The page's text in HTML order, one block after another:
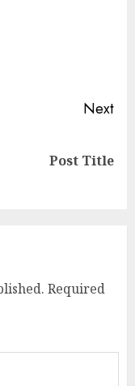
Next
Post Title
Required